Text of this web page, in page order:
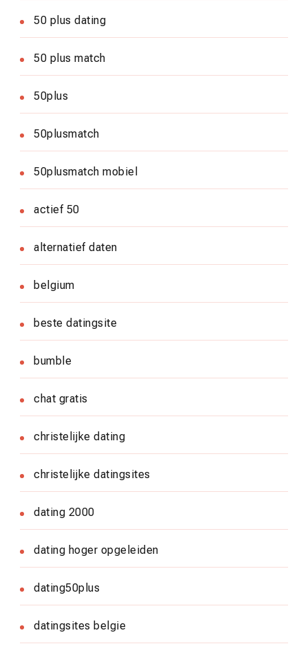
50 plus dating
50 plus match
50plus
50plusmatch
50plusmatch mobiel
actief 50
alternatief daten
belgium
beste datingsite
bumble
chat gratis
christelijke dating
christelijke datingsites
dating 2000
dating hoger opgeleiden
dating50plus
datingsites belgie